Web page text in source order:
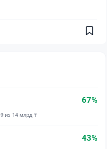
67%
9 из 14 млрд ₸
43%